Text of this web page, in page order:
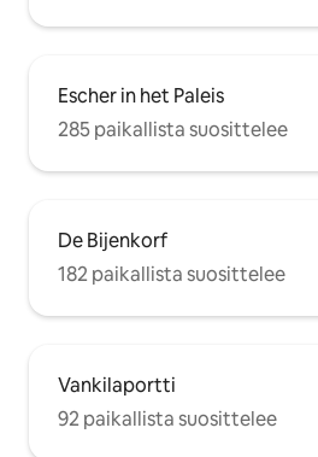
Escher in het Paleis
285 paikallista suosittelee
De Bijenkorf
182 paikallista suosittelee
Vankilaportti
92 paikallista suosittelee